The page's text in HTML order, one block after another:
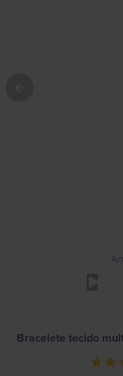
Bracelete tecido